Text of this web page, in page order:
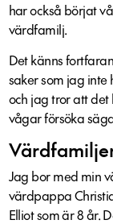
har också börjat
värdfamilj.
Det känns
saker som jag
och jag tror att
vågar försöka
Jag bor med min
värdpappa
Elliot som är 8 år.